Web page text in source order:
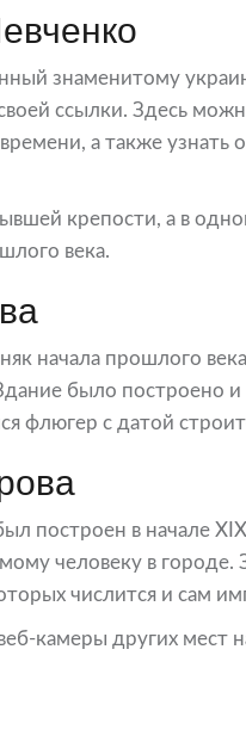
знаменитому
ссылки. Здесь
а также
крепости, а в
века.
начала прошлого
было построено
флюгер с датой
построен в начале
человеку в
числится и сам
камеры других мест